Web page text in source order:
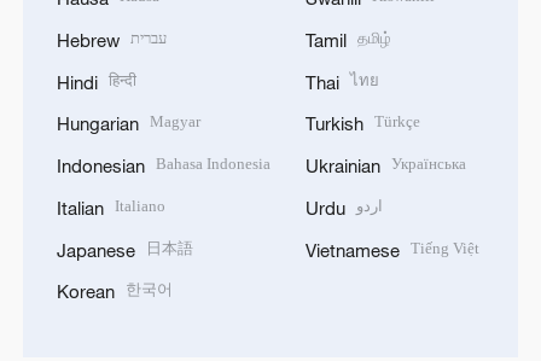
Hebrew עברית
Hindi हिन्दी
Hungarian Magyar
Indonesian Bahasa Indonesia
Italian Italiano
Japanese 日本語
Korean 한국어
Tamil தமிழ்
Thai ไทย
Turkish Türkçe
Ukrainian Українська
Urdu اردو
Vietnamese Tiếng Việt